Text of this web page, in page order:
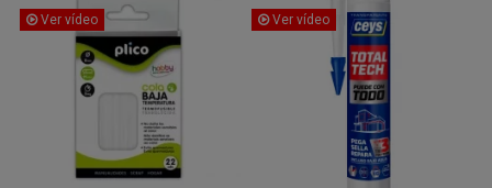
Ver vídeo Ver vídeo